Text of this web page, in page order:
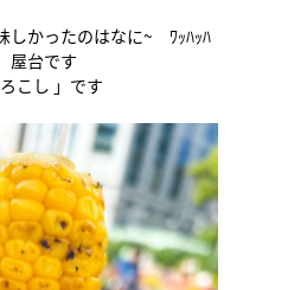
しかったのはなに~ ﾜｯﾊｯﾊ
屋台です
こし 」です